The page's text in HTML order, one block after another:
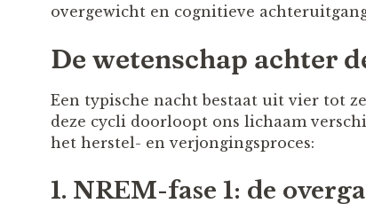
overgewicht en cognitieve
De wetenschap achter
Een typische nacht bestaat uit vier tot
deze cycli doorloopt ons lichaam
het herstel- en verjongingsproces:
1. NREM-fase 1: de